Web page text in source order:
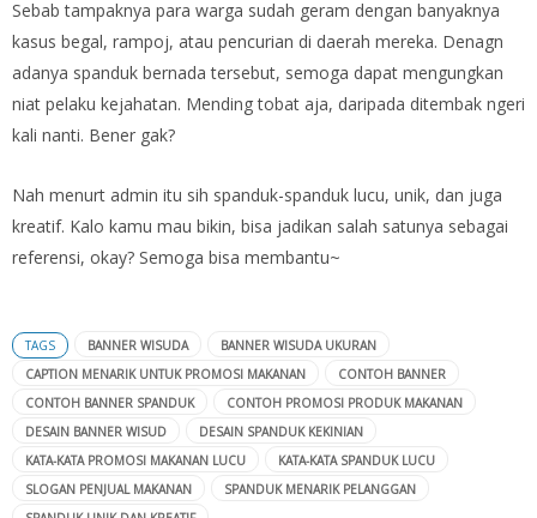
Sebab tampaknya para warga sudah geram dengan banyaknya
kasus begal, rampoj, atau pencurian di daerah mereka. Denagn
adanya spanduk bernada tersebut, semoga dapat mengungkan
niat pelaku kejahatan. Mending tobat aja, daripada ditembak ngeri
kali nanti. Bener gak?
Nah menurt admin itu sih spanduk-spanduk lucu, unik, dan juga
kreatif. Kalo kamu mau bikin, bisa jadikan salah satunya sebagai
referensi, okay? Semoga bisa membantu~
TAGS BANNER WISUDA
BANNER WISUDA UKURAN
CAPTION MENARIK UNTUK PROMOSI MAKANAN
CONTOH BANNER
CONTOH BANNER SPANDUK
CONTOH PROMOSI PRODUK MAKANAN
DESAIN BANNER WISUD
DESAIN SPANDUK KEKINIAN
KATA-KATA PROMOSI MAKANAN LUCU
KATA-KATA SPANDUK LUCU
SLOGAN PENJUAL MAKANAN
SPANDUK MENARIK PELANGGAN